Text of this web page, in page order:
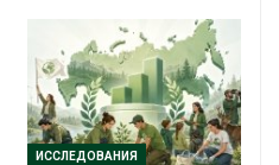
ИССЛЕДОВАНИЯ